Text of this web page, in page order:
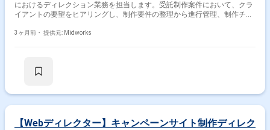
におけるディレクション業務を担当します。受託制作案件において、クラ
イアントの要望をヒアリングし、制作要件の整理から進行管理、制作チー
的なLP制作の実現に向けてプロジェクト全体の推進を支援します。 【作業
およびレビュー対応 ・クライアントとの折衝および調整対応 ・制作進行
3ヶ月前・ 提供元: Midworks
【Webディレクター】キャンペーンサイト制作ディレク